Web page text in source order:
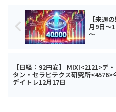
【来週
月9日～
～
【日経：92円安】 MIXI<2121>デ
タン・セラピテクス研究所<4576>
デイトレ12月17日